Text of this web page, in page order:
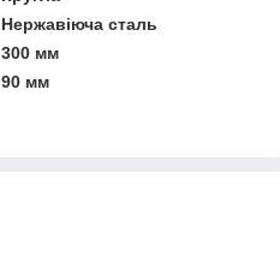
Нержавіюча сталь
300 мм
90 мм